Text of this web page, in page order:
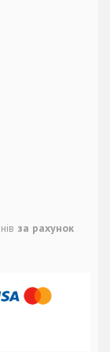
за рахунок